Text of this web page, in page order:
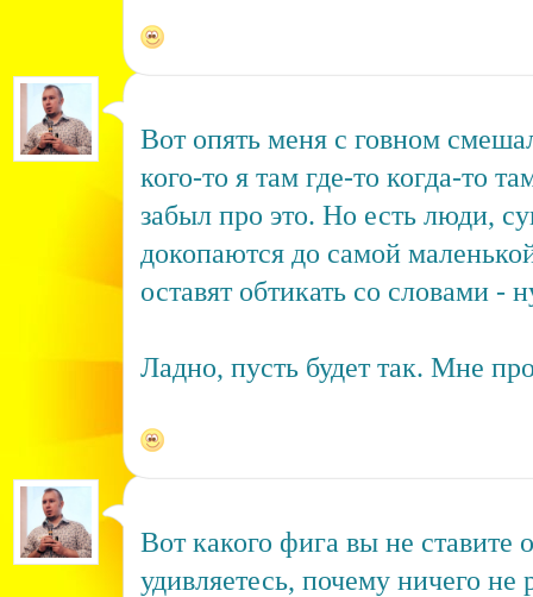
Вот опять меня с говном
кого-то я там где-то когда-то
забыл про это. Но есть люди,
докопаются до самой
оставят обтикать со словами -
Ладно, пусть будет так. Мне
Вот какого фига вы не ставите
удивляетесь, почему ничего не